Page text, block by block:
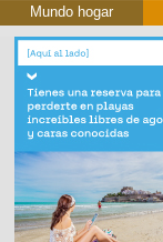
Mundo hogar